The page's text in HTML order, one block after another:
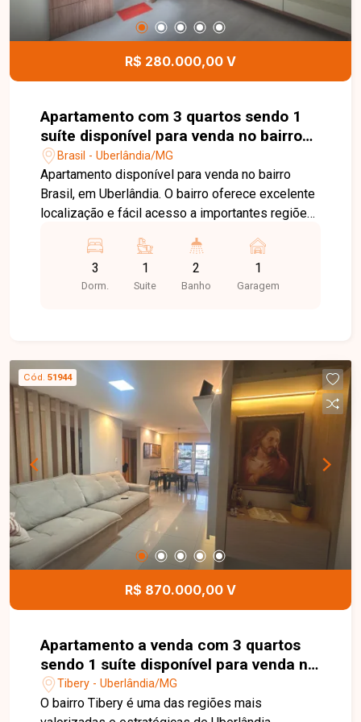
R$ 280.000,00 V
Apartamento com 3 quartos sendo 1
suíte disponível para venda no bairro
Brasil em Uberlândia-MG
Brasil - Uberlândia/MG
Apartamento disponível para venda no bairro
Brasil, em Uberlândia. O bairro oferece excelente
localização e fácil acesso a importantes regiões
de comércios, supermercados, escolas,
farmácias e serviços que proporcionam
praticidade e conforto para o dia a dia.
garagem. Um imóvel ideal para quem busca
conforto, praticidade e ótima localização em
Uberlândia. Uma excelente oportunidade para
morar ou investir em uma região valorizada da
cidade. Entre em contato e agende sua visita para
conhecer este imóvel.
3
Dorm.
1
Suite
2
Banho
1
Garagem
Cód. 51944
R$ 870.000,00 V
Apartamento a venda com 3 quartos
sendo 1 suíte disponível para venda no
bairro Tibery em Uberlândia-MG
Tibery - Uberlândia/MG
O bairro Tibery é uma das regiões mais